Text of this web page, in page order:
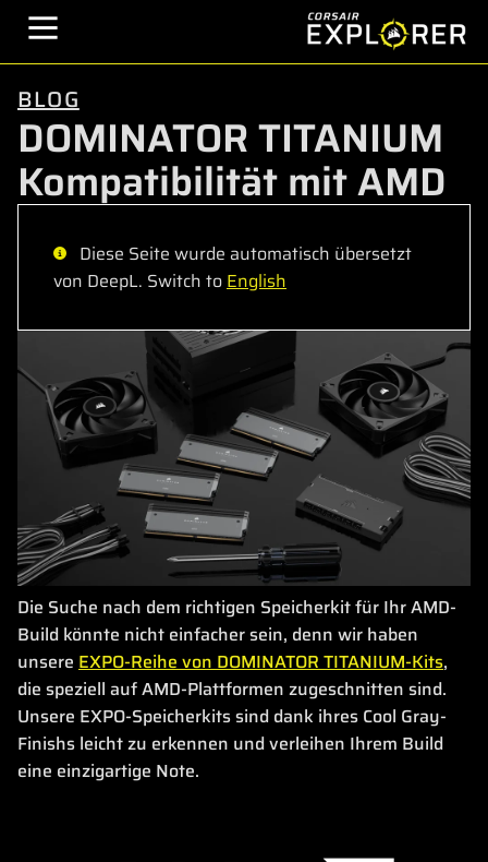
BLOG
DOMINATOR TITANIUM
Kompatibilität mit AMD
Diese Seite wurde automatisch übersetzt
von DeepL. Switch toEnglish
Die Suche nach dem richtigen Speicherkit für Ihr AMD-
Build könnte nicht einfacher sein, denn wir haben
unsere EXPO-Reihe von DOMINATOR TITANIUM-Kits,
die speziell auf AMD-Plattformen zugeschnitten sind.
Unsere EXPO-Speicherkits sind dank ihres Cool Gray-
Finishs leicht zu erkennen und verleihen Ihrem Build
eine einzigartige Note.